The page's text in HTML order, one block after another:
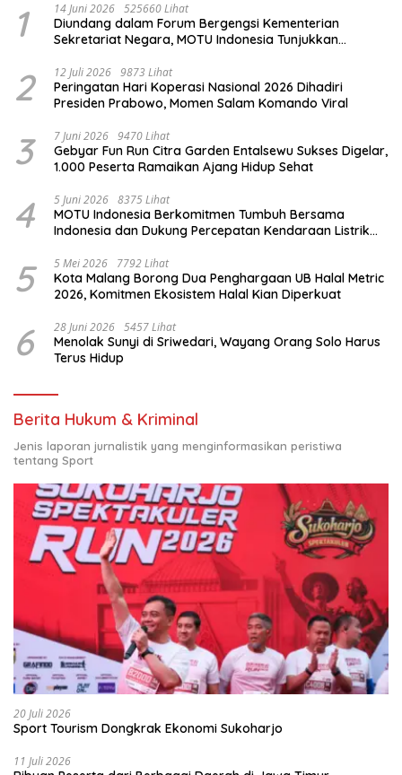
1 14 Juni 2026 525660 Lihat
Diundang dalam Forum Bergengsi Kementerian
Sekretariat Negara, MOTU Indonesia Tunjukkan
2 12 Juli 2026 9873 Lihat
Peringatan Hari Koperasi Nasional 2026 Dihadiri
Presiden Prabowo, Momen Salam Komando Viral
3 7 Juni 2026 9470 Lihat
Gebyar Fun Run Citra Garden Entalsewu Sukses Digelar,
1.000 Peserta Ramaikan Ajang Hidup Sehat
4 5 Juni 2026 8375 Lihat
MOTU Indonesia Berkomitmen Tumbuh Bersama
Indonesia dan Dukung Percepatan Kendaraan Listrik
5 5 Mei 2026 7792 Lihat
Kota Malang Borong Dua Penghargaan UB Halal Metric
2026, Komitmen Ekosistem Halal Kian Diperkuat
6 28 Juni 2026 5457 Lihat
Menolak Sunyi di Sriwedari, Wayang Orang Solo Harus
Terus Hidup
Berita Hukum & Kriminal
Jenis laporan jurnalistik yang menginformasikan peristiwa
tentang Sport
20 Juli 2026
Sport Tourism Dongkrak Ekonomi Sukoharjo
11 Juli 2026